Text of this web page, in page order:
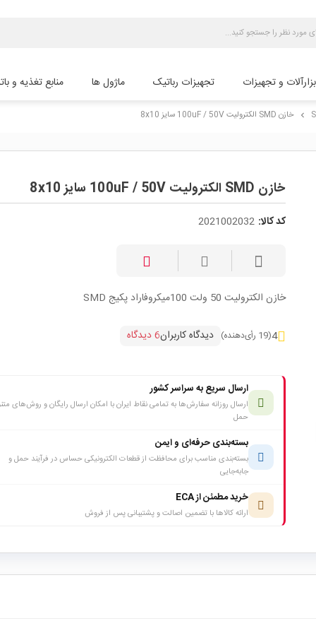
و تجهیزات تجهیزات رباتیک ماژول ها منابع تغذیه و
chevron_right خازن SMD الکترولیت 100uF / 50V سایز 8x10
خازن SMD الکترولیت 100uF / 50V سایز 8x10
کد کالا: 2021002032
خازن الکترولیت 50 ولت 100میکروفاراد پکیج SMD
4(19 رأی‌دهنده) دیدگاه کاربران6 دیدگاه
ارسال سریع به سراسر کشور
ارسال روزانه سفارش‌ها به تمامی نقاط ایران با امکان ارسال رایگان و روش‌های
حمل
بسته‌بندی حرفه‌ای و ایمن
بسته‌بندی مناسب برای محافظت از قطعات الکترونیکی حساس در فرآیند حمل و
جابه‌جایی
خرید مطمئن از ECA
ارائه کالاها با تضمین اصالت و پشتیبانی پس از فروش